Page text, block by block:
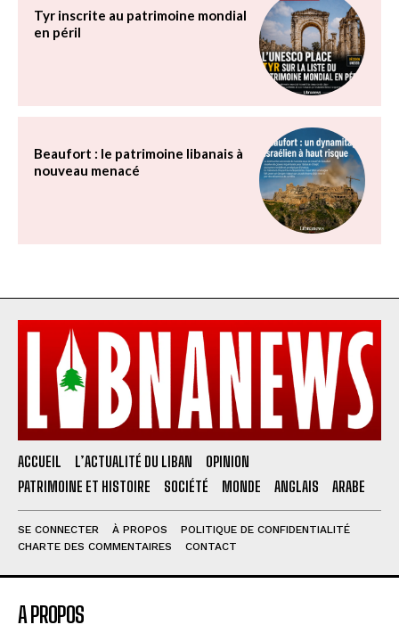
Tyr inscrite au patrimoine mondial
en péril
Beaufort : le patrimoine libanais à
nouveau menacé
ACCUEIL L’ACTUALITÉ DU LIBAN
OPINION
PATRIMOINE ET HISTOIRE
SOCIÉTÉ MONDE ANGLAIS ARABE
SE CONNECTER À PROPOS
POLITIQUE DE CONFIDENTIALITÉ
CHARTE DES COMMENTAIRES
CONTACT
A PROPOS